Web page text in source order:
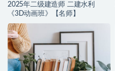
2025年二级建造师 二建水利
《3D动画班》【名师】